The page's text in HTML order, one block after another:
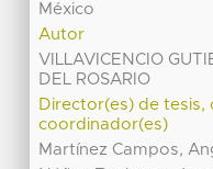
México
Autor
VILLAVICENCIO
DEL ROSARIO
Director(es) de tesis,
coordinador(es)
Martínez Campos,